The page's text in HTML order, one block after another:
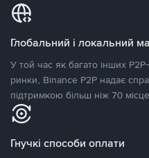
Глобальний і локальний
У той час як багато інших
ринки, Binance P2P надає
підтримкою більш ніж 70
Гнучкі способи оплати